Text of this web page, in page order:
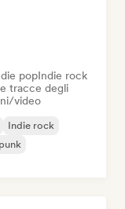
popIndie rock
tracce degli
video
Indie rock